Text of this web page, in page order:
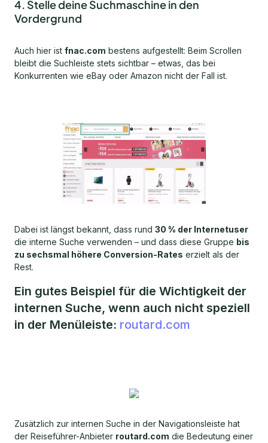
4. Stelle deine Suchmaschine in den
Vordergrund
Auch hier ist fnac.com bestens aufgestellt: Beim Scrollen
bleibt die Suchleiste stets sichtbar – etwas, das bei
Konkurrenten wie eBay oder Amazon nicht der Fall ist.
Dabei ist längst bekannt, dass rund 30 % der Internetuser
die interne Suche verwenden – und dass diese Gruppe bis
zu sechsmal höhere Conversion-Rates erzielt als der
Rest.
Ein gutes Beispiel für die Wichtigkeit der
internen Suche, wenn auch nicht speziell
in der Menüleiste: routard.com
Zusätzlich zur internen Suche in der Navigationsleiste hat
der Reiseführer-Anbieter routard.com die Bedeutung einer